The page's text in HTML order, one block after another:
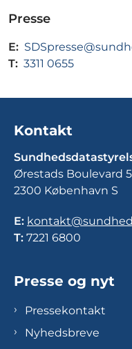
Presse
E:
T: 3311 0655
Kontakt
Ørestads Boulevard 5
2300 København S
E:
T: 7221 6800
Presse og nyt
Pressekontakt
Nyhedsbreve